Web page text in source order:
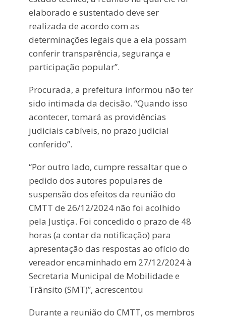
elaborado e sustentado deve ser
realizada de acordo com as
determinações legais que a ela possam
conferir transparência, segurança e
participação popular”.
Procurada, a prefeitura informou não ter
sido intimada da decisão. “Quando isso
acontecer, tomará as providências
judiciais cabíveis, no prazo judicial
conferido”.
“Por outro lado, cumpre ressaltar que o
pedido dos autores populares de
suspensão dos efeitos da reunião do
CMTT de 26/12/2024 não foi acolhido
pela Justiça. Foi concedido o prazo de 48
horas (a contar da notificação) para
apresentação das respostas ao ofício do
vereador encaminhado em 27/12/2024 à
Secretaria Municipal de Mobilidade e
Trânsito (SMT)”, acrescentou
Durante a reunião do CMTT, os membros